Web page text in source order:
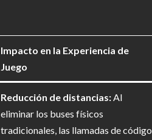
Impacto en la Experiencia de
Juego
Reducción de distancias:Al
eliminar los buses físicos
tradicionales, las llamadas de código